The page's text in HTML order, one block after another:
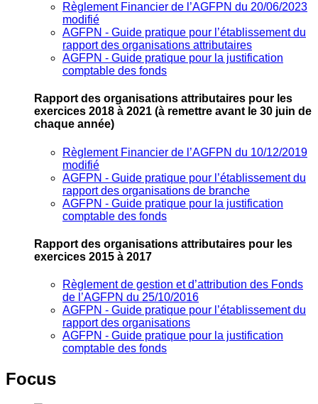
Règlement Financier de l’AGFPN du 20/06/2023
modifié
AGFPN ‐ Guide pratique pour l’établissement du
rapport des organisations attributaires
AGFPN ‐ Guide pratique pour la justification
comptable des fonds
Rapport des organisations attributaires pour les
exercices 2018 à 2021 (à remettre avant le 30 juin de
chaque année)
Règlement Financier de l’AGFPN du 10/12/2019
modifié
AGFPN ‐ Guide pratique pour l’établissement du
rapport des organisations de branche
AGFPN ‐ Guide pratique pour la justification
comptable des fonds
Rapport des organisations attributaires pour les
exercices 2015 à 2017
Règlement de gestion et d’attribution des Fonds
de l’AGFPN du 25/10/2016
AGFPN ‐ Guide pratique pour l’établissement du
rapport des organisations
AGFPN ‐ Guide pratique pour la justification
comptable des fonds
Focus